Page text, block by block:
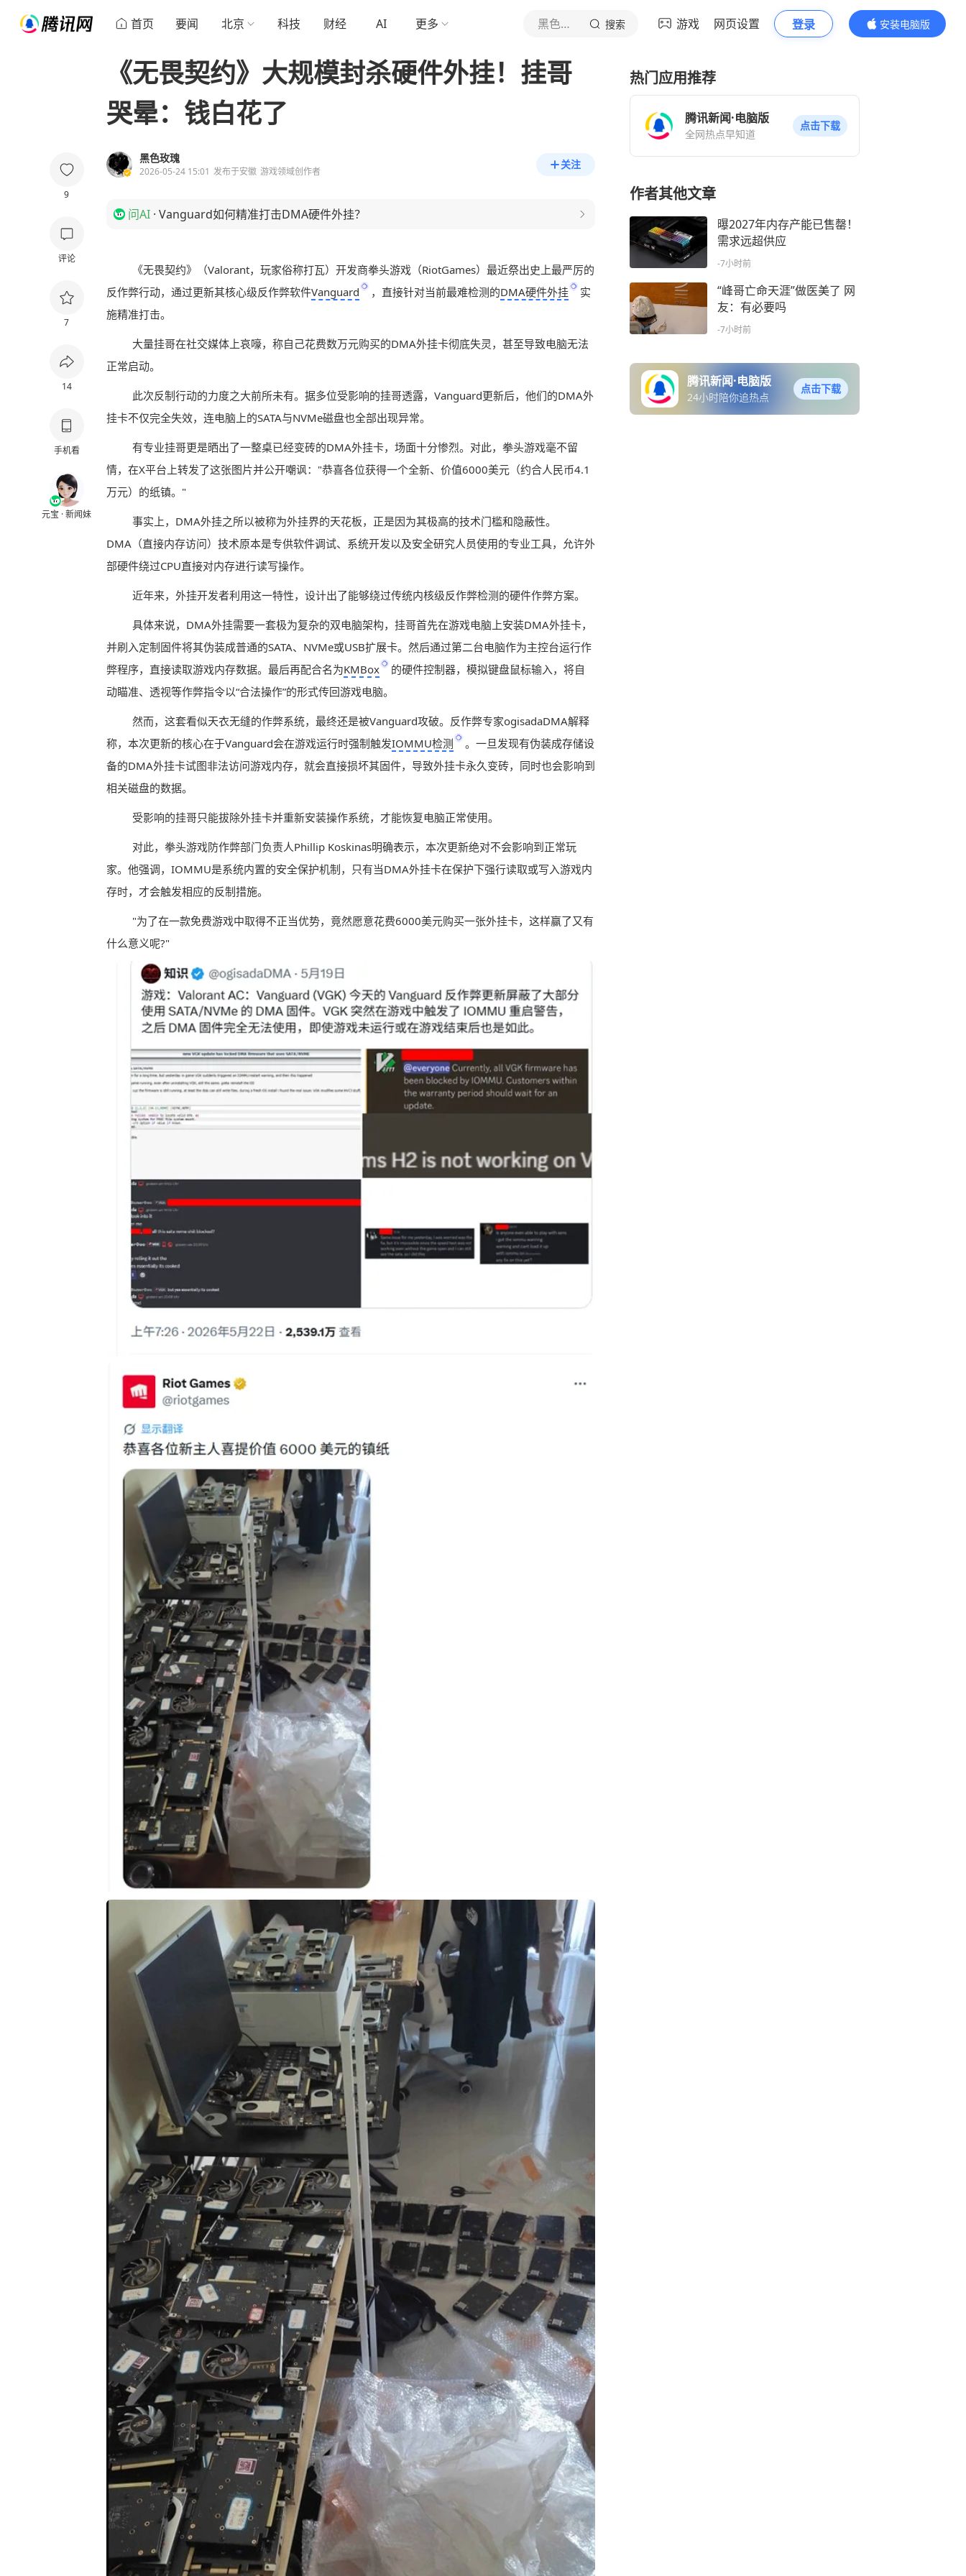
首页 要闻 北京 科技 财经 AI 更多 黑色玫瑰 搜索 游戏 网页设置 登录
安装电脑版
内容更精彩
9
评论
7
14
手机看
元宝 · 新闻妹
《无畏契约》大规模封杀硬件外挂！挂哥
哭晕：钱白花了
黑色玫瑰
2026-05-24 15:01 发布于安徽 游戏领域创作者
关注
问AI · Vanguard如何精准打击DMA硬件外挂？
《无畏契约》（Valorant，玩家俗称打瓦）开发商拳头游戏（RiotGames）最近祭出史上最严厉的
反作弊行动，通过更新其核心级反作弊软件Vanguard ，直接针对当前最难检测的DMA硬件外挂
实
施精准打击。
大量挂哥在社交媒体上哀嚎，称自己花费数万元购买的DMA外挂卡彻底失灵，甚至导致电脑无法
正常启动。
此次反制行动的力度之大前所未有。据多位受影响的挂哥透露，Vanguard更新后，他们的DMA外
挂卡不仅完全失效，连电脑上的SATA与NVMe磁盘也全部出现异常。
有专业挂哥更是晒出了一整桌已经变砖的DMA外挂卡，场面十分惨烈。对此，拳头游戏毫不留
情，在X平台上转发了这张图片并公开嘲讽："恭喜各位获得一个全新、价值6000美元（约合人民币4.1
万元）的纸镇。"
事实上，DMA外挂之所以被称为外挂界的天花板，正是因为其极高的技术门槛和隐蔽性。
DMA（直接内存访问）技术原本是专供软件调试、系统开发以及安全研究人员使用的专业工具，允许外
部硬件绕过CPU直接对内存进行读写操作。
近年来，外挂开发者利用这一特性，设计出了能够绕过传统内核级反作弊检测的硬件作弊方案。
具体来说，DMA外挂需要一套极为复杂的双电脑架构，挂哥首先在游戏电脑上安装DMA外挂卡，
并刷入定制固件将其伪装成普通的SATA、NVMe或USB扩展卡。然后通过第二台电脑作为主控台运行作
弊程序，直接读取游戏内存数据。最后再配合名为KMBox
的硬件控制器，模拟键盘鼠标输入，将自
动瞄准、透视等作弊指令以“合法操作”的形式传回游戏电脑。
然而，这套看似天衣无缝的作弊系统，最终还是被Vanguard攻破。反作弊专家ogisadaDMA解释
称，本次更新的核心在于Vanguard会在游戏运行时强制触发IOMMU检测
。一旦发现有伪装成存储设
备的DMA外挂卡试图非法访问游戏内存，就会直接损坏其固件，导致外挂卡永久变砖，同时也会影响到
相关磁盘的数据。
受影响的挂哥只能拔除外挂卡并重新安装操作系统，才能恢复电脑正常使用。
对此，拳头游戏防作弊部门负责人Phillip Koskinas明确表示，本次更新绝对不会影响到正常玩
家。他强调，IOMMU是系统内置的安全保护机制，只有当DMA外挂卡在保护下强行读取或写入游戏内
存时，才会触发相应的反制措施。
"为了在一款免费游戏中取得不正当优势，竟然愿意花费6000美元购买一张外挂卡，这样赢了又有
什么意义呢?"
热门应用推荐
腾讯新闻·电脑版
全网热点早知道
点击下载
作者其他文章
曝2027年内存产能已售罄！
需求远超供应
-7小时前
“峰哥亡命天涯”做医美了 网
友：有必要吗
-7小时前
腾讯新闻·电脑版
24小时陪你追热点
点击下载